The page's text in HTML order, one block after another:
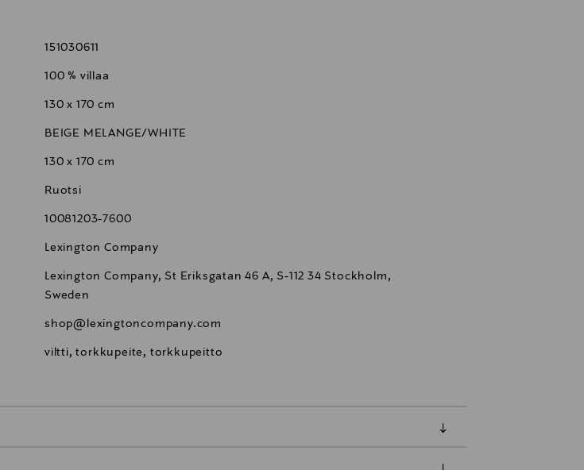
151030611
100 % villaa
130 x 170 cm
BEIGE MELANGE/WHITE
130 x 170 cm
Ruotsi
10081203-7600
Lexington Company
Lexington Company, St Eriksgatan 46 A, S-112 34 Stockholm,
Sweden
shop@lexingtoncompany.com
viltti, torkkupeite, torkkupeitto